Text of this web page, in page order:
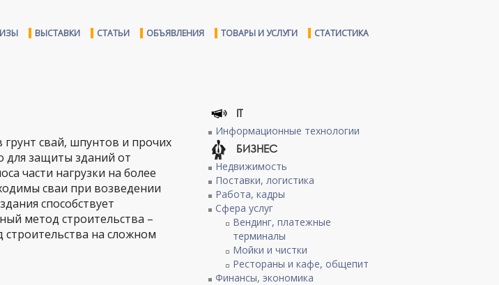
ВЫСТАВКИ СТАТЬИ ОБЪЯВЛЕНИЯ ТОВАРЫ И УСЛУГИ СТАТИСТИКА
грунт свай, шпунтов и прочих
для защиты зданий от
части нагрузки на более
сваи при возведении
способствует
метод строительства –
на сложном
IT
Информационные технологии
БИЗНЕС
Недвижимость
Поставки, логистика
Работа, кадры
Сфера услуг
Вендинг, платежные
терминалы
Мойки и чистки
Рестораны и кафе, общепит
Финансы, экономика